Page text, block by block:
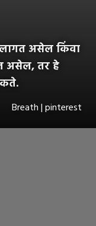
लागत असेल किंवा
असेल, तर हे
Breath | pinterest